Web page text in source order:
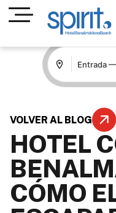
Entrada
VOLVER AL BLOG
HOTEL
CÓMO